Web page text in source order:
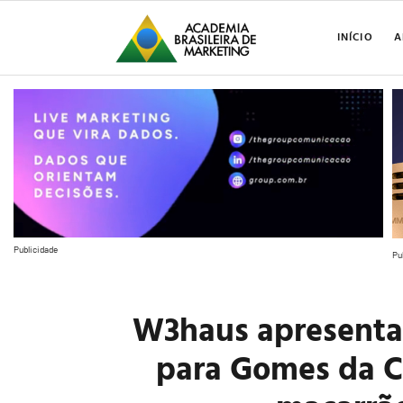
INÍCIO
Publicidade
W3haus
para Gomes da